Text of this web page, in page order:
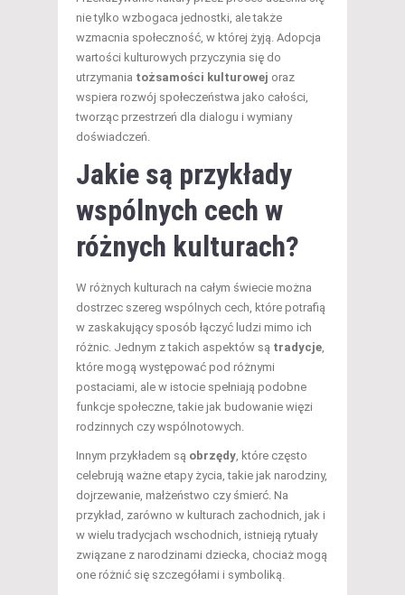
nie tylko wzbogaca jednostki, ale także
wzmacnia społeczność, w której żyją. Adopcja
wartości kulturowych przyczynia się do
utrzymania tożsamości kulturowej oraz
wspiera rozwój społeczeństwa jako całości,
tworząc przestrzeń dla dialogu i wymiany
doświadczeń.
Jakie są przykłady
wspólnych cech w
różnych kulturach?
W różnych kulturach na całym świecie można
dostrzec szereg wspólnych cech, które potrafią
w zaskakujący sposób łączyć ludzi mimo ich
różnic. Jednym z takich aspektów są tradycje
które mogą występować pod różnymi
postaciami, ale w istocie spełniają podobne
funkcje społeczne, takie jak budowanie więzi
rodzinnych czy wspólnotowych.
Innym przykładem są obrzędy , które często
celebrują ważne etapy życia, takie jak narodziny,
dojrzewanie, małżeństwo czy śmierć. Na
przykład, zarówno w kulturach zachodnich, jak i
w wielu tradycjach wschodnich, istnieją rytuały
związane z narodzinami dziecka, chociaż mogą
one różnić się szczegółami i symboliką.